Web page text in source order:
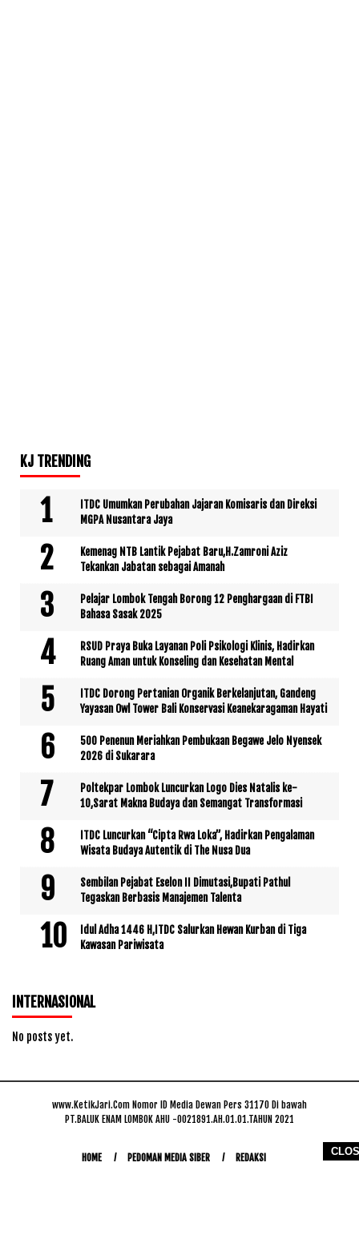
KJ TRENDING
ITDC Umumkan Perubahan Jajaran Komisaris dan Direksi
MGPA Nusantara Jaya
Kemenag NTB Lantik Pejabat Baru,H.Zamroni Aziz
Tekankan Jabatan sebagai Amanah
Pelajar Lombok Tengah Borong 12 Penghargaan di FTBI
Bahasa Sasak 2025
RSUD Praya Buka Layanan Poli Psikologi Klinis, Hadirkan
Ruang Aman untuk Konseling dan Kesehatan Mental
ITDC Dorong Pertanian Organik Berkelanjutan, Gandeng
Yayasan Owl Tower Bali Konservasi Keanekaragaman Hayati
500 Penenun Meriahkan Pembukaan Begawe Jelo Nyensek
2026 di Sukarara
Poltekpar Lombok Luncurkan Logo Dies Natalis ke-
10,Sarat Makna Budaya dan Semangat Transformasi
ITDC Luncurkan “Cipta Rwa Loka”, Hadirkan Pengalaman
Wisata Budaya Autentik di The Nusa Dua
Sembilan Pejabat Eselon II Dimutasi,Bupati Pathul
Tegaskan Berbasis Manajemen Talenta
Idul Adha 1446 H,ITDC Salurkan Hewan Kurban di Tiga
Kawasan Pariwisata
INTERNASIONAL
No posts yet.
www.KetikJari.Com Nomor ID Media Dewan Pers 31170 Di bawah
PT.BALUK ENAM LOMBOK AHU -0021891.AH.01.01.TAHUN 2021
HOME PEDOMAN MEDIA SIBER REDAKSI